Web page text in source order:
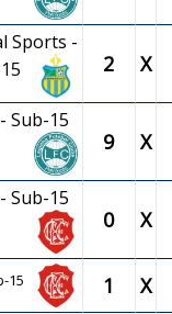
Sports -
2 X
Sub-15
9 X
Sub-15
0 X
15 1 X